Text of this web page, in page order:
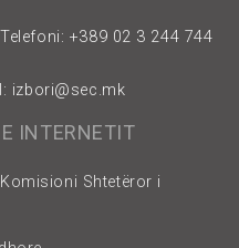
+389 02 3 244 744
izbori@sec.mk
INTERNETIT
Shtetëror i